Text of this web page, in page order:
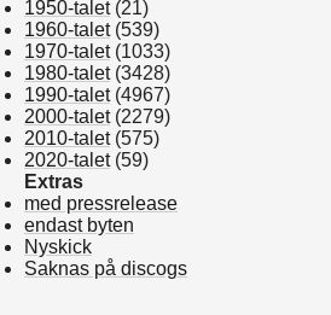
1950-talet(21)
1960-talet(539)
1970-talet(1033)
1980-talet(3428)
1990-talet(4967)
2000-talet(2279)
2010-talet(575)
2020-talet(59)
Extras
med pressrelease
endast byten
Nyskick
Saknas på discogs